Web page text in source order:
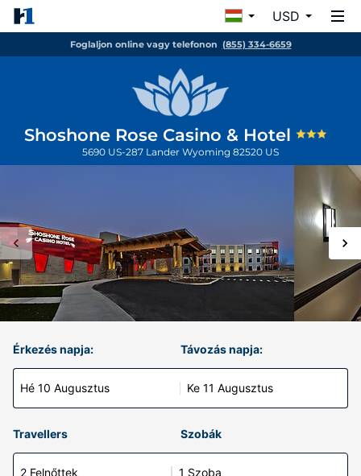
USD
Foglaljon online vagy telefonon (855) 334-6659
Shoshone Rose Casino & Hotel
5690 US-287 Lander Wyoming 82520 US
Érkezés napja:
Hé 10 Augusztus
Távozás napja:
Ke 11 Augusztus
Travellers Szobák
2 Felnőttek 1 Szoba